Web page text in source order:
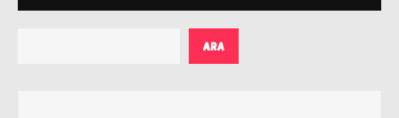
ARA